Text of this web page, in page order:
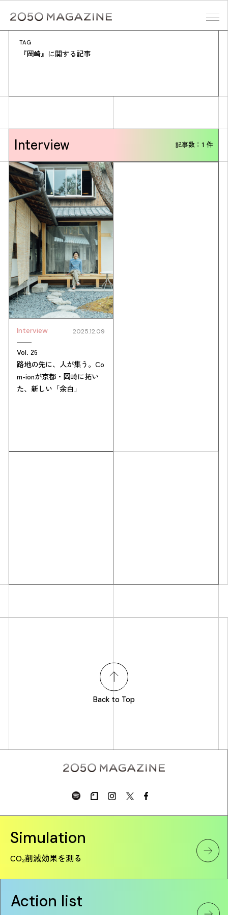
content
Simulation
CO₂削減効果を測る
TAG
『岡崎』に関する記事
Interview 記事数：1 件
Interview 2025.12.09
Vol. 26
路地の先に、人が集う。Co
m-ionが京都・岡崎に拓い
た、新しい「余白」
Back to Top
Simulation
CO₂削減効果を測る
Action list